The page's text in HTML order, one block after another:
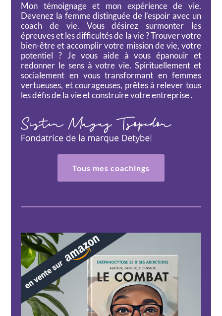
Mon témoignage et mon expérience de vie.
Devenez la femme distinguée de l’espoir avec un
coach de vie. Vous désirez surmonter les
épreuves et les difficultés de la vie ? Trouver votre
bien-être et accomplir votre mission de vie, votre
potentiel ? Je vous aide à vous épanouir et
redonner le sens à votre vie. Spirituellement et
socialement en vous transformant en femmes
vertueuses, et courageuses, prêtes à relever tous
les défis de la vie et construire votre entreprise .
Tous mes coachings